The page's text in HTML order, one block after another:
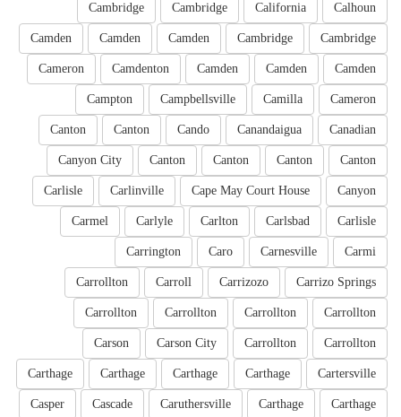
Calhoun
California
Cambridge
Cambridge
Cambridge
Cambridge
Camden
Camden
Camden
Camden
Camden
Camden
Camdenton
Cameron
Cameron
Camilla
Campbellsville
Campton
Canadian
Canandaigua
Cando
Canton
Canton
Canton
Canton
Canton
Canton
Canyon City
Canyon
Cape May Court House
Carlinville
Carlisle
Carlisle
Carlsbad
Carlton
Carlyle
Carmel
Carmi
Carnesville
Caro
Carrington
Carrizo Springs
Carrizozo
Carroll
Carrollton
Carrollton
Carrollton
Carrollton
Carrollton
Carrollton
Carrollton
Carson City
Carson
Cartersville
Carthage
Carthage
Carthage
Carthage
Carthage
Carthage
Caruthersville
Cascade
Casper